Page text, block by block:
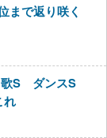
まで返り咲く
S ダンスS
れ